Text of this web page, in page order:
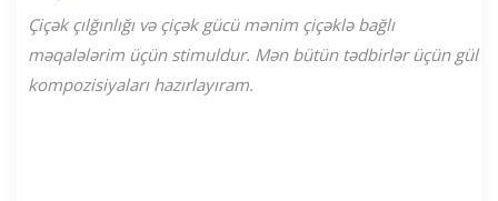
Çiçək çılğınlığı və çiçək gücü mənim çiçəklə bağlı
məqalələrim üçün stimuldur. Mən bütün tədbirlər üçün gül
kompozisiyaları hazırlayıram.